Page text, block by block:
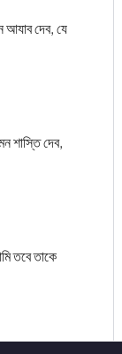
আযাব দেব, যে
শাস্তি দেব,
তবে তাকে